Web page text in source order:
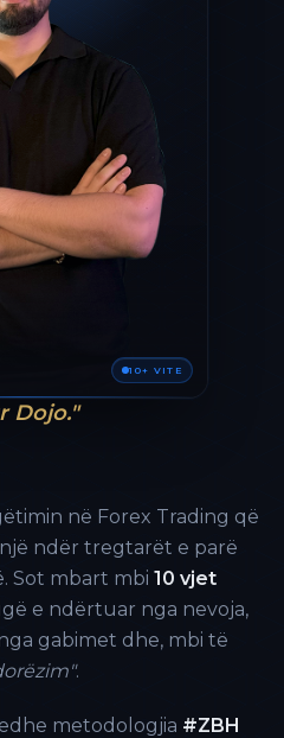
10+ VITE
Dojo."
në Forex Trading që
një ndër tregtarët e parë
Sot mbart mbi 10 vjet
e ndërtuar nga nevoja,
gabimet dhe, mbi të
.
metodologjia #ZBH